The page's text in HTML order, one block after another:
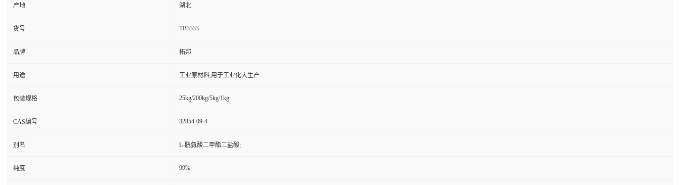
产地 湖北
货号 TB3333
品牌 拓邦
用途 工业原材料,用于工业化大生产
包装规格 25kg/200kg/5kg/1kg
CAS编号 32854-09-4
别名 L-胱氨酸二甲酯二盐酸;
纯度 99%